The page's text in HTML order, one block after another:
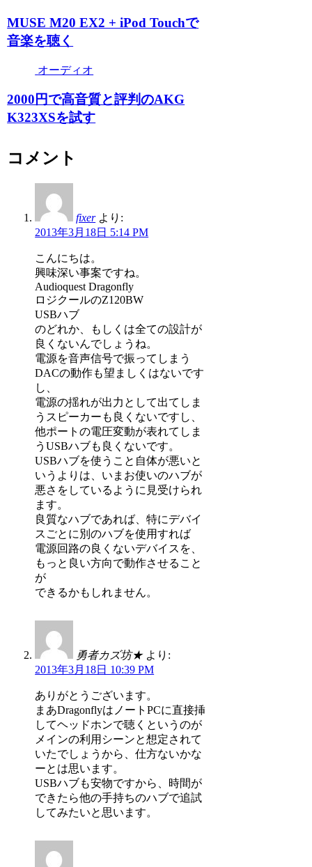
MUSE M20 EX2 + iPod Touchで
音楽を聴く
オーディオ
2000円で高音質と評判のAKG
K323XSを試す
コメント
fixer より:
2013年3月18日 5:14 PM
こんにちは。
興味深い事案ですね。
Audioquest Dragonfly
ロジクールのZ120BW
USBハブ
のどれか、もしくは全ての設計が
良くないんでしょうね。
電源を音声信号で振ってしまう
DACの動作も望ましくはないです
し、
電源の揺れが出力として出てしま
うスピーカーも良くないですし、
他ポートの電圧変動が表れてしま
うUSBハブも良くないです。
USBハブを使うこと自体が悪いと
いうよりは、いまお使いのハブが
悪さをしているように見受けられ
ます。
良質なハブであれば、特にデバイ
スごとに別のハブを使用すれば
電源回路の良くないデバイスを、
もっと良い方向で動作させること
が
できるかもしれません。
勇者カズ坊★ より:
2013年3月18日 10:39 PM
ありがとうございます。
まあDragonflyはノートPCに直接挿
してヘッドホンで聴くというのが
メインの利用シーンと想定されて
いたでしょうから、仕方ないかな
ーとは思います。
USBハブも安物ですから、時間が
できたら他の手持ちのハブで追試
してみたいと思います。